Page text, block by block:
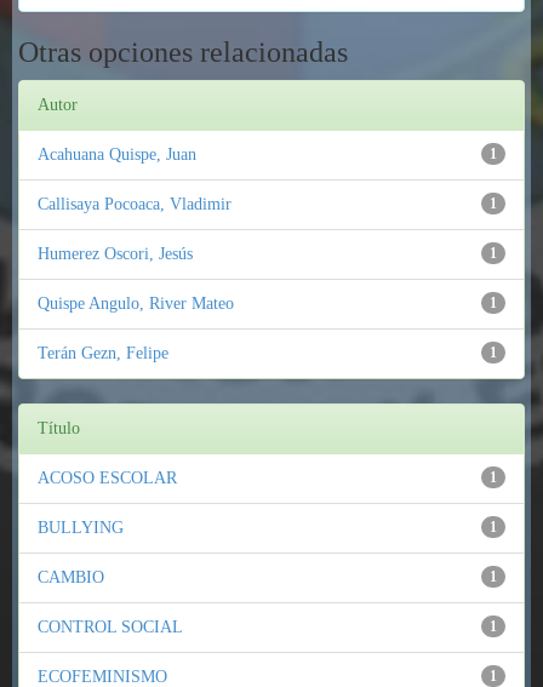
Otras opciones relacionadas
Autor
1
Acahuana Quispe, Juan
1
Callisaya Pocoaca, Vladimir
1
Humerez Oscori, Jesús
1
Quispe Angulo, River Mateo
1
Terán Gezn, Felipe
Título
1
ACOSO ESCOLAR
1
BULLYING
1
CAMBIO
1
CONTROL SOCIAL
1
ECOFEMINISMO